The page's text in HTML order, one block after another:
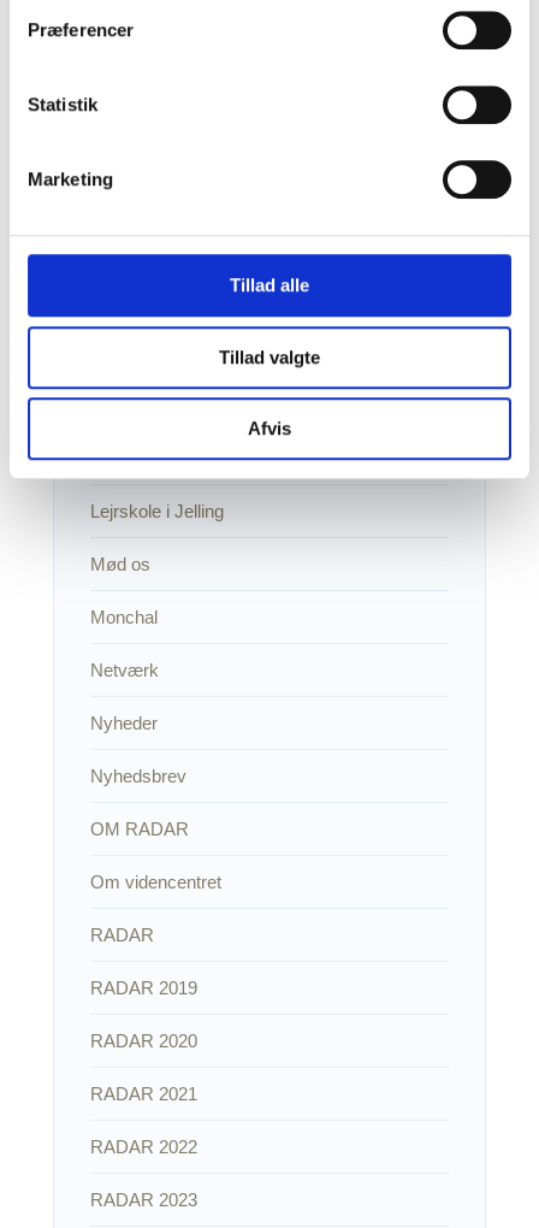
Præferencer
Statistik
Marketing
Tillad alle
Tillad valgte
Afvis
Kildebankstema om Svenskerne –
Kildebankstema om tyske flygtninge i
Kildebansktema om genforeningen
Kritisk digital dannelse
Kulturarv i børnehøjde
Læremidler
Lærerudvikling
Lejrskole i Jelling
Mød os
Monchal
Netværk
Nyheder
Nyhedsbrev
OM RADAR
Om videncentret
RADAR
RADAR 2019
RADAR 2020
RADAR 2021
RADAR 2022
RADAR 2023